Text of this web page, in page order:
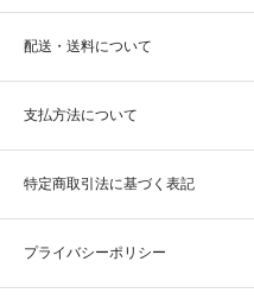
配送・送料について
支払方法について
特定商取引法に基づく表記
プライバシーポリシー